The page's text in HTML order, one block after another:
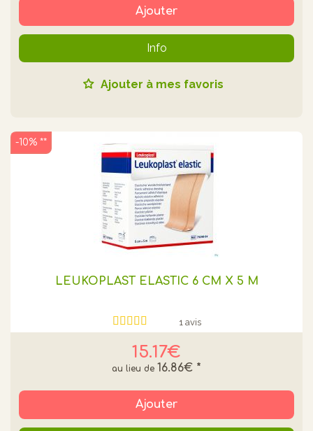
Ajouter
Info
Ajouter à mes favoris
LEUKOPLAST ELASTIC 6 CM X 5 M
1 avis
15.17€
16.86€ *
-10% **
Ajouter